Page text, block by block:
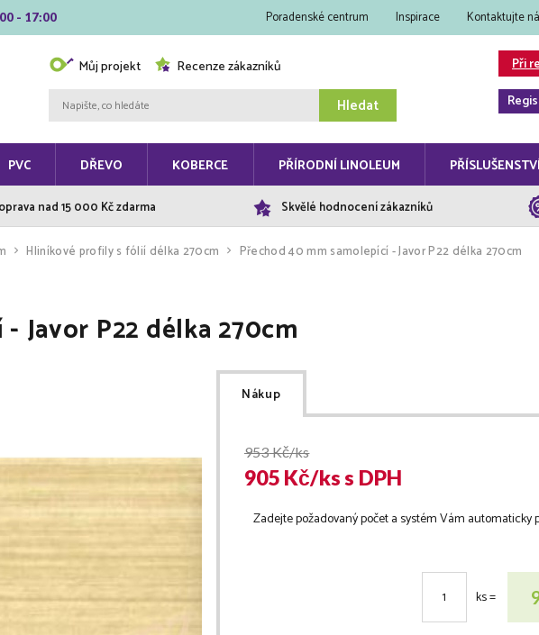
- 17:00 Poradenské centrum Inspirace Kontaktujte
Můj projekt Recenze zákazníků
Hledat
Při
PVC DŘEVO KOBERCE PŘÍRODNÍ LINOLEUM
nad 15 000 Kč zdarma Skvělé hodnocení zákazníků
Hliníkové profily s fólií délka 270cm Přechod 40 mm samolepící - Javor P22 délka 270cm
Javor P22 délka 270cm
Nákup
953Kč/ks
905 Kč/kss DPH
Zadejte požadovaný počet a systém Vám
ks=